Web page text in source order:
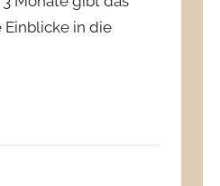
Einblicke in die